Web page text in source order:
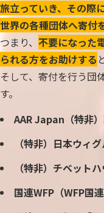
旅立っていき、その際
世界の各種団体へ寄付
つまり、 不要になった
られる方をお助けする
そして、寄付を行う団
す。
AAR Japan（特非
（特非）日本ウィ
（特非）チベット
国連WFP（WFP国